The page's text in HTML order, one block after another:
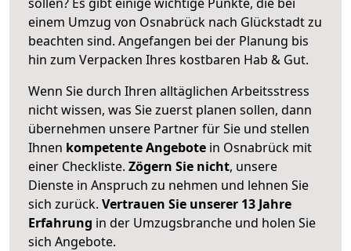
einem Umzug von Osnabrück nach Glückstadt zu
beachten sind. Angefangen bei der Planung bis
hin zum Verpacken Ihres kostbaren Hab & Gut.
Wenn Sie durch Ihren alltäglichen Arbeitsstress
nicht wissen, was Sie zuerst planen sollen, dann
übernehmen unsere Partner für Sie und stellen
Ihnen kompetente Angebote in Osnabrück mit
einer Checkliste. Zögern Sie nicht, unsere
Dienste in Anspruch zu nehmen und lehnen Sie
sich zurück. Vertrauen Sie unserer 13 Jahre
Erfahrung in der Umzugsbranche und holen Sie
sich Angebote.